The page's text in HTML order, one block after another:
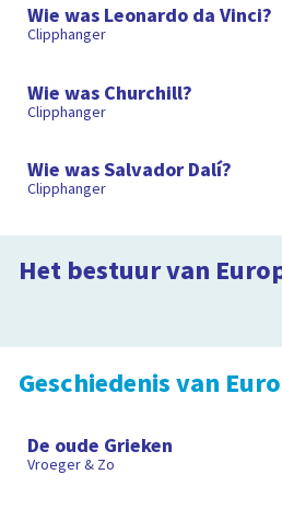
Wie was Leonardo da Vinci?
Clipphanger
Wie was Churchill?
Clipphanger
Wie was Salvador Dalí?
Clipphanger
Het bestuur van
En waarom mogen kinderen
de Europese verkiezingen?
Hoe word je lid van de
Clipphanger
Geschiedenis van
De oude Grieken
Vroeger & Zo